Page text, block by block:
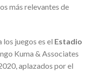
más relevantes de
juegos es el Estadio
Kuma & Associates
aplazados por el